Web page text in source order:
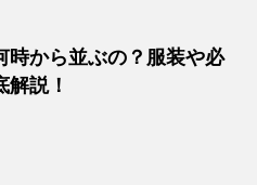
時から並ぶの？服装や必
解説！